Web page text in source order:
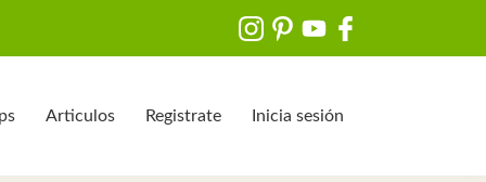
Articulos Registrate Inicia sesión